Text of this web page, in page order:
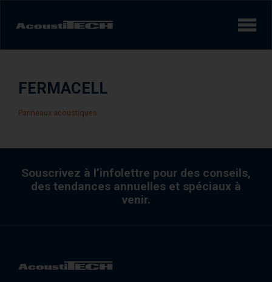
Services et solutions
Réalisations/Études de cas
FERMACELL
Panneaux acoustiques
Souscrivez à l’infolettre pour des conseils,
des tendances annuelles et spéciaux à
venir.